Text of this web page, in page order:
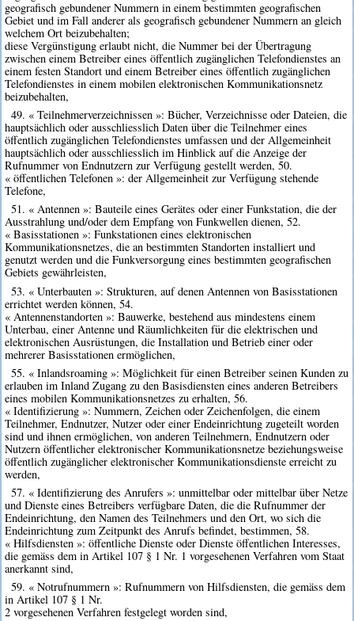
geografisch gebundener Nummern in einem bestimmten geografischen
Gebiet und im Fall anderer als geografisch gebundener Nummern an gleich
welchem Ort beizubehalten;
diese Vergünstigung erlaubt nicht, die Nummer bei der Übertragung
zwischen einem Betreiber eines öffentlich zugänglichen Telefondienstes an
einem festen Standort und einem Betreiber eines öffentlich zugänglichen
Telefondienstes in einem mobilen elektronischen Kommunikationsnetz
beizubehalten,
49. « Teilnehmerverzeichnissen »: Bücher, Verzeichnisse oder Dateien, die
hauptsächlich oder ausschliesslich Daten über die Teilnehmer eines
öffentlich zugänglichen Telefondienstes umfassen und der Allgemeinheit
hauptsächlich oder ausschliesslich im Hinblick auf die Anzeige der
Rufnummer von Endnutzern zur Verfügung gestellt werden, 50.
« öffentlichen Telefonen »: der Allgemeinheit zur Verfügung stehende
Telefone,
51. « Antennen »: Bauteile eines Gerätes oder einer Funkstation, die der
Ausstrahlung und/oder dem Empfang von Funkwellen dienen, 52.
« Basisstationen »: Funkstationen eines elektronischen
Kommunikationsnetzes, die an bestimmten Standorten installiert und
genutzt werden und die Funkversorgung eines bestimmten geografischen
Gebiets gewährleisten,
53. « Unterbauten »: Strukturen, auf denen Antennen von Basisstationen
errichtet werden können, 54.
« Antennenstandorten »: Bauwerke, bestehend aus mindestens einem
Unterbau, einer Antenne und Räumlichkeiten für die elektrischen und
elektronischen Ausrüstungen, die Installation und Betrieb einer oder
mehrerer Basisstationen ermöglichen,
55. « Inlandsroaming »: Möglichkeit für einen Betreiber seinen Kunden zu
erlauben im Inland Zugang zu den Basisdiensten eines anderen Betreibers
eines mobilen Kommunikationsnetzes zu erhalten, 56.
« Identifizierung »: Nummern, Zeichen oder Zeichenfolgen, die einem
Teilnehmer, Endnutzer, Nutzer oder einer Endeinrichtung zugeteilt worden
sind und ihnen ermöglichen, von anderen Teilnehmern, Endnutzern oder
Nutzern öffentlicher elektronischer Kommunikationsnetze beziehungsweise
öffentlich zugänglicher elektronischer Kommunikationsdienste erreicht zu
werden,
57. « Identifizierung des Anrufers »: unmittelbar oder mittelbar über Netze
und Dienste eines Betreibers verfügbare Daten, die die Rufnummer der
Endeinrichtung, den Namen des Teilnehmers und den Ort, wo sich die
Endeinrichtung zum Zeitpunkt des Anrufs befindet, bestimmen, 58.
« Hilfsdiensten »: öffentliche Dienste oder Dienste öffentlichen Interesses,
die gemäss dem in Artikel 107 § 1 Nr. 1 vorgesehenen Verfahren vom Staat
anerkannt sind,
59. « Notrufnummern »: Rufnummern von Hilfsdiensten, die gemäss dem
in Artikel 107 § 1 Nr.
2 vorgesehenen Verfahren festgelegt worden sind,